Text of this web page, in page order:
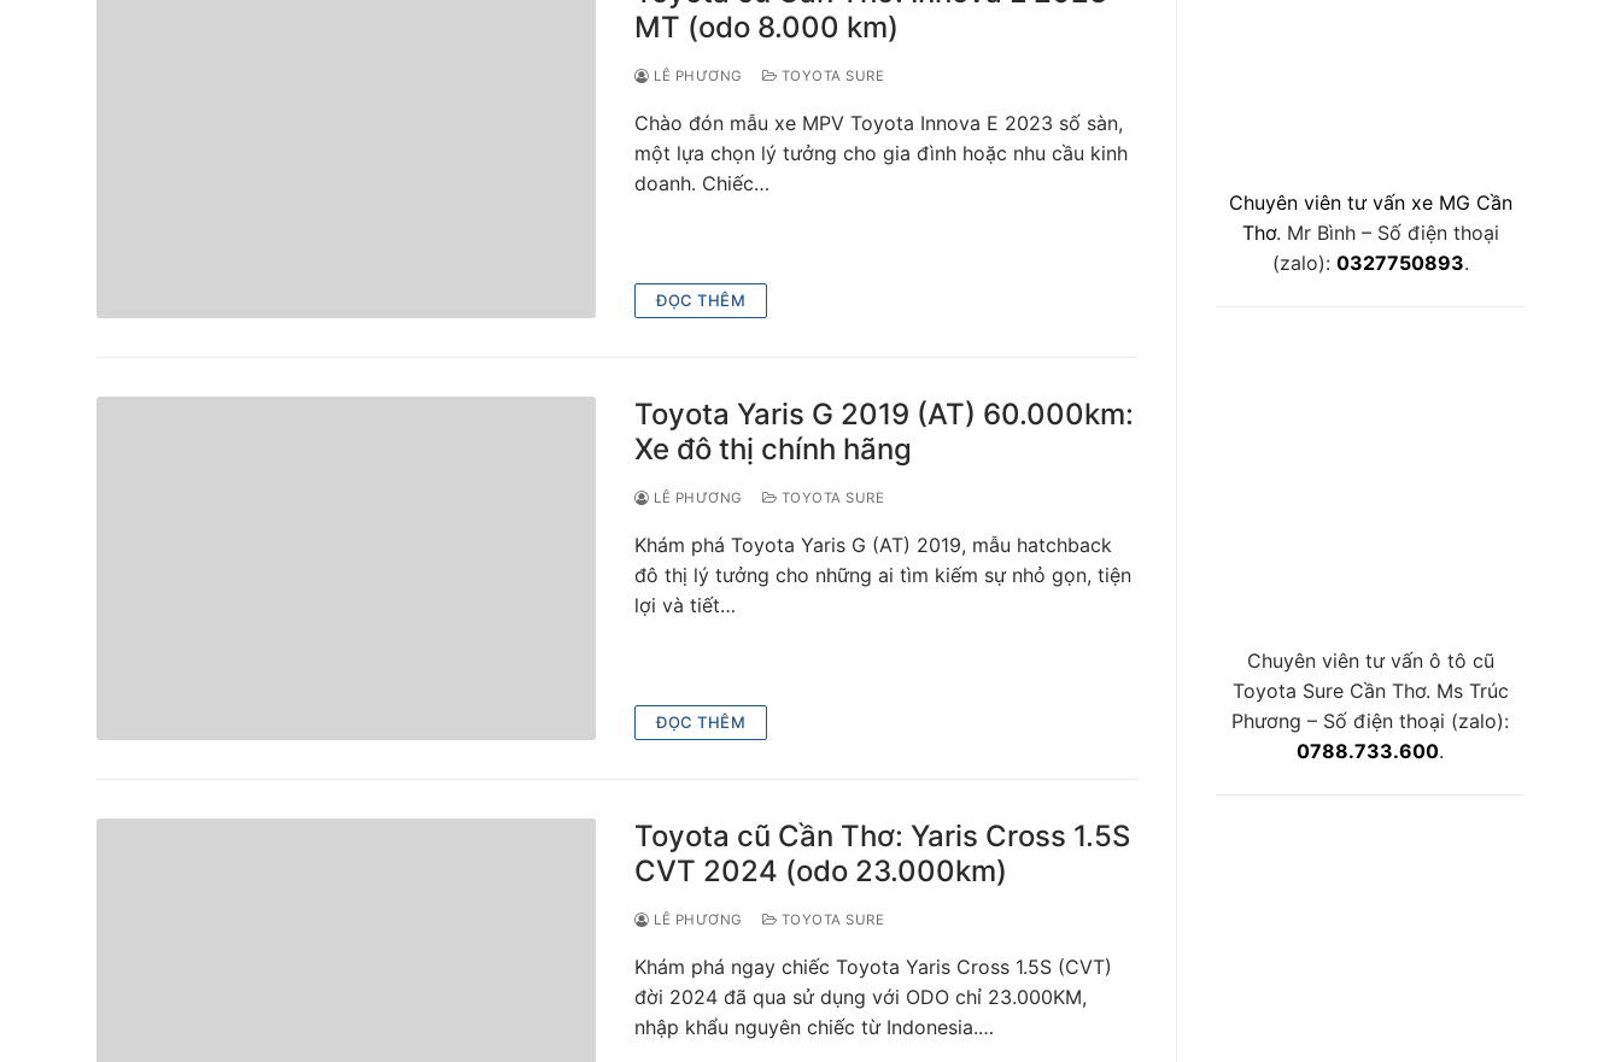
MT (odo 8.000 km)
LÊ PHƯƠNG TOYOTA SURE
Chào đón mẫu xe MPV Toyota Innova E 2023 số sàn,
một lựa chọn lý tưởng cho gia đình hoặc nhu cầu kinh
doanh. Chiếc…
ĐỌC THÊM
Toyota Yaris G 2019 (AT) 60.000km:
Xe đô thị chính hãng
LÊ PHƯƠNG TOYOTA SURE
Khám phá Toyota Yaris G (AT) 2019, mẫu hatchback
đô thị lý tưởng cho những ai tìm kiếm sự nhỏ gọn, tiện
lợi và tiết…
ĐỌC THÊM
Toyota cũ Cần Thơ: Yaris Cross 1.5S
CVT 2024 (odo 23.000km)
LÊ PHƯƠNG TOYOTA SURE
Khám phá ngay chiếc Toyota Yaris Cross 1.5S (CVT)
đời 2024 đã qua sử dụng với ODO chỉ 23.000KM,
nhập khẩu nguyên chiếc từ Indonesia.…
Chuyên viên tư vấn xe MG Cần
Thơ. Mr Bình – Số điện thoại
(zalo): 0327750893.
Chuyên viên tư vấn ô tô cũ
Toyota Sure Cần Thơ. Ms Trúc
Phương – Số điện thoại (zalo):
0788.733.600.